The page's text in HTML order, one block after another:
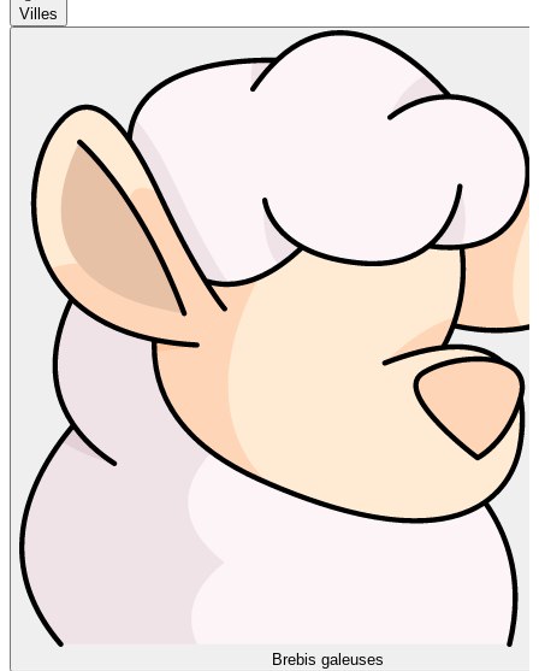
Villes
Brebis galeuses